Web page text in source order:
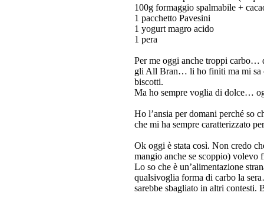
100g formaggio spalmabile +
1 pacchetto Pavesini
1 yogurt magro acido
1 pera
Per me oggi anche troppi carbo…
gli All Bran… li ho finiti ma mi sa
biscotti.
Ma ho sempre voglia di dolce…
Ho l’ansia per domani perché so
che mi ha sempre caratterizzato
Ok oggi è stata così. Non credo
mangio anche se scoppio) volevo
Lo so che è un’alimentazione
qualsivoglia forma di carbo la
sarebbe sbagliato in altri